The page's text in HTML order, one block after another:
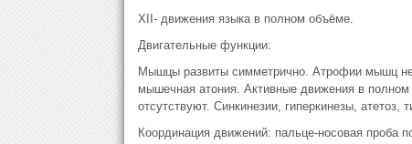
XII- движения языка в полном объёме.
Двигательные функции:
Мышцы развиты симметрично. Атрофии мышц
мышечная атония. Активные движения в
отсутствуют. Синкинезии, гиперкинезы,
Координация движений: пальце-носовая проба